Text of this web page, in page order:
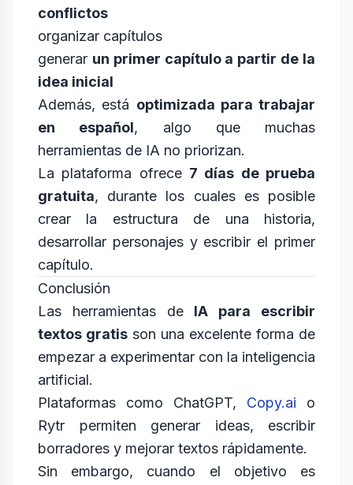
conflictos
organizar capítulos
generar un primer capítulo a partir de la
idea inicial
Además, está optimizada para trabajar
en español, algo que muchas
herramientas de IA no priorizan.
La plataforma ofrece 7 días de prueba
gratuita, durante los cuales es posible
crear la estructura de una historia,
desarrollar personajes y escribir el primer
capítulo.
Conclusión
Las herramientas de IA para escribir
textos gratis son una excelente forma de
empezar a experimentar con la inteligencia
artificial.
Plataformas como ChatGPT, Copy.ai o
Rytr permiten generar ideas, escribir
borradores y mejorar textos rápidamente.
Sin embargo, cuando el objetivo es